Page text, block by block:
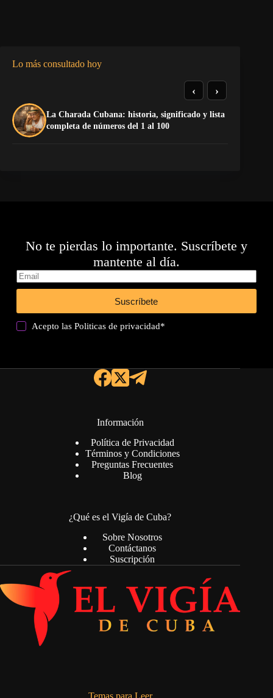
Lo más consultado hoy
La Charada Cubana: historia, significado y lista
completa de números del 1 al 100
‹ ›
No te pierdas lo importante. Suscríbete y
mantente al día.
Suscríbete
Acepto lasPoliticas de privacidad*
Información
Política de Privacidad
Términos y Condiciones
Preguntas Frecuentes
Blog
¿Qué es el Vigía de Cuba?
Sobre Nosotros
Contáctanos
Suscripción